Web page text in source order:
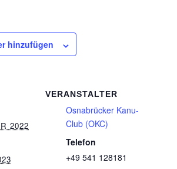
hinzufügen
2022
VERANSTALTER
Osnabrücker Kanu-
Club (OKC)
Telefon
+49 541 128181